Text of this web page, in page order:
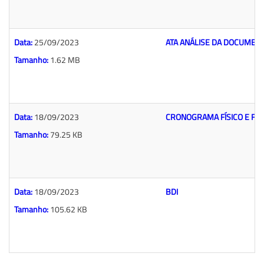
Data:25/09/2023
Tamanho:1.62 MB
ATA ANÁLISE DA
Data:18/09/2023
Tamanho:79.25 KB
CRONOGRAMA FÍSICO E
Data:18/09/2023
Tamanho:105.62 KB
BDI